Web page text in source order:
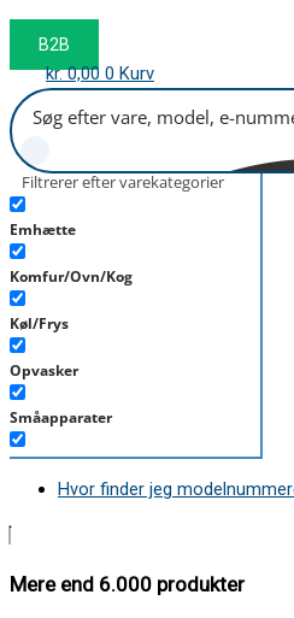
B2B
kr.0,00 0 Kurv
Filtrerer efter varekategorier
Emhætte
Komfur/Ovn/Kog
Køl/Frys
Opvasker
Småapparater
Støvsuger
Hvor finder jeg
Mere end 6.000 produkter